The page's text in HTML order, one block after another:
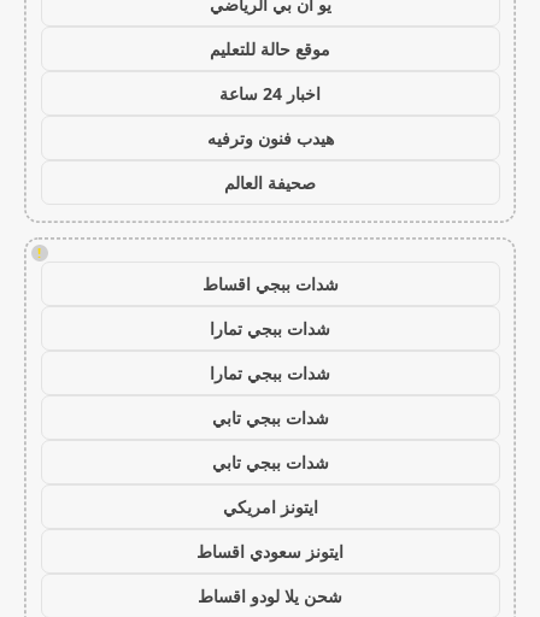
موقع حالة للتعليم
اخبار 24 ساعة
هيدب فنون وترفيه
صحيفة العالم
!
شدات ببجي اقساط
شدات ببجي تمارا
شدات ببجي تمارا
شدات ببجي تابي
شدات ببجي تابي
ايتونز امريكي
ايتونز سعودي اقساط
شحن يلا لودو اقساط